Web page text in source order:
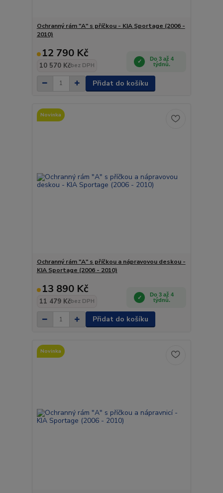
Ochranný rám "A" s příčkou - KIA Sportage (2006 -
2010)
12 790 Kč
10 570 Kčbez DPH
Do 3 až 4
týdnů.
Přidat do košíku
Novinka
Ochranný rám "A" s příčkou a nápravovou deskou -
KIA Sportage (2006 - 2010)
13 890 Kč
11 479 Kčbez DPH
Do 3 až 4
týdnů.
Přidat do košíku
Novinka